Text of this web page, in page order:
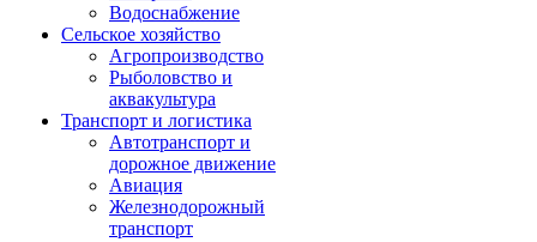
Водоснабжение
Сельское хозяйство
Агропроизводство
Рыболовство и
аквакультура
Транспорт и логистика
Автотранспорт и
дорожное движение
Авиация
Железнодорожный
транспорт